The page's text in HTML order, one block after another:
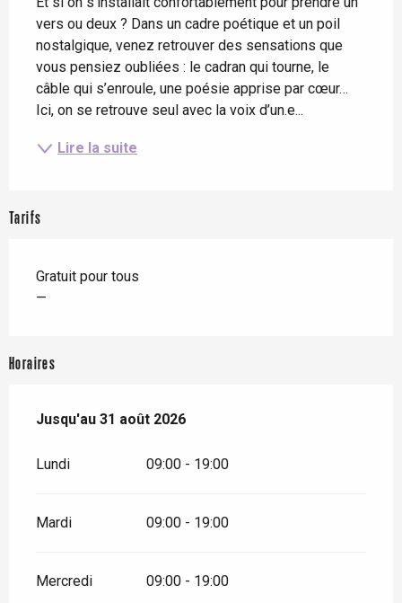
vers ou deux ? Dans un cadre poétique et un poil
nostalgique, venez retrouver des sensations que
vous pensiez oubliées : le cadran qui tourne, le
câble qui s’enroule, une poésie apprise par cœur…
Ici, on se retrouve seul avec la voix d’un.e...
Lire la suite
Tarifs
Gratuit pour tous
—
Horaires
Du4 juillet 2026au31 août 2026
Jusqu'au 31 août 2026
Lundi 09:00 - 19:00
Mardi 09:00 - 19:00
Mercredi 09:00 - 19:00